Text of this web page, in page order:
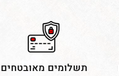
תשלומים מאובטחים